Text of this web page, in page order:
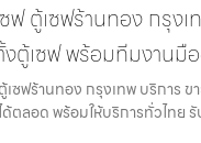
ฟ ตู้เซฟร้านทอง กรุง
ตู้เซฟ พร้อมทีมงานมื
ซฟร้านทอง กรุงเทพ บริการ
ตลอด พร้อมให้บริการทั่วไทย